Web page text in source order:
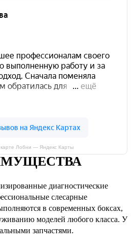
карте Лобни — Яндекс Карты
диагностические
слесарные
в современных боксах,
моделей любого класса. У
запчастями.